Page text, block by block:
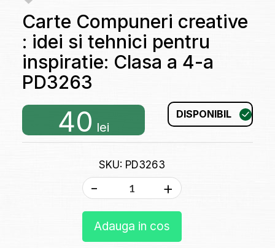
Carte Compuneri creative
: idei si tehnici pentru
inspiratie: Clasa a 4-a
PD3263
40 lei
DISPONIBIL
SKU: PD3263
- +
Adauga in cos